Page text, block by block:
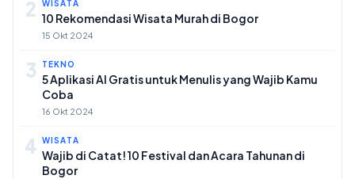
2 WISATA
10 Rekomendasi Wisata Murah di Bogor
15 Okt 2024
3 TEKNO
5 Aplikasi AI Gratis untuk Menulis yang Wajib Kamu
Coba
16 Okt 2024
4 WISATA
Wajib di Catat! 10 Festival dan Acara Tahunan di
Bogor